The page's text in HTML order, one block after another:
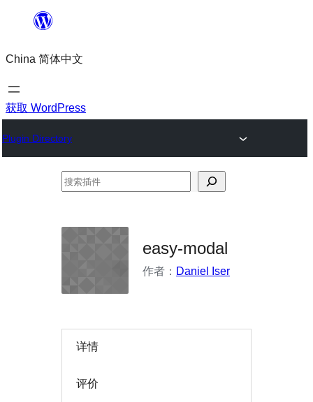
内
容
China 简体中文
获取 WordPress
Plugin Directory
搜
easy-modal
作者： Daniel Iser
详情
评价